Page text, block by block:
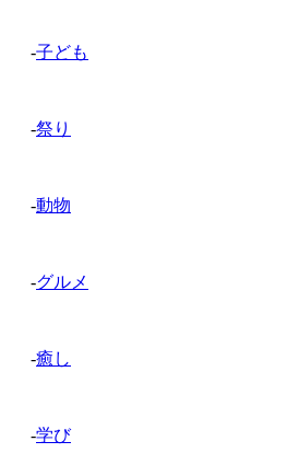
-子ども
-祭り
-動物
-グルメ
-癒し
-学び